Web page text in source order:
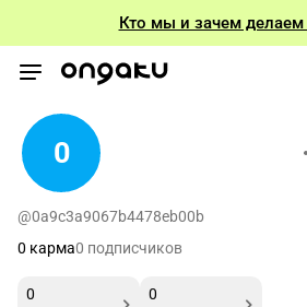
Кто мы и зачем делаем
0
@0a9c3a9067b4478eb00b
0 карма0 подписчиков
0
0